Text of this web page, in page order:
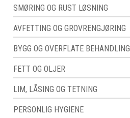
SMØRING OG RUST LØSNING
AVFETTING OG GROVRENGJØRING
BYGG OG OVERFLATE BEHANDLING
FETT OG OLJER
LIM, LÅSING OG TETNING
PERSONLIG HYGIENE